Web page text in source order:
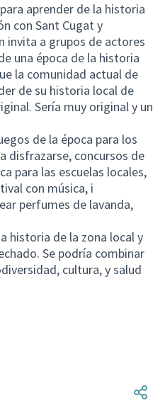
aprender de la historia
con Sant Cugat y
invita a grupos de actores
una época de la historia
la comunidad actual de
de su historia local de
Sería muy original y un
de la época para los
disfrazarse, concursos de
para las escuelas locales,
con música, i
perfumes de lavanda,
historia de la zona local y
Se podría combinar
cultura, y salud